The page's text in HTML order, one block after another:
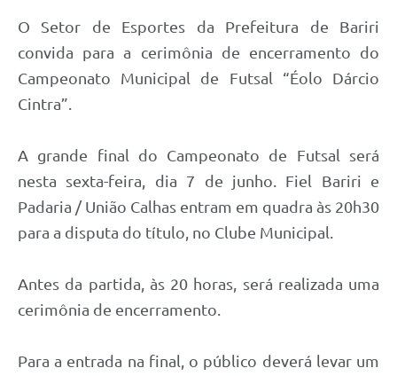
O Setor de Esportes da Prefeitura de Bariri
convida para a cerimônia de encerramento do
Campeonato Municipal de Futsal “Éolo Dárcio
Cintra”.
A grande final do Campeonato de Futsal será
nesta sexta-feira, dia 7 de junho. Fiel Bariri e
Padaria / União Calhas entram em quadra às 20h30
para a disputa do título, no Clube Municipal.
Antes da partida, às 20 horas, será realizada uma
cerimônia de encerramento.
Para a entrada na final, o público deverá levar um